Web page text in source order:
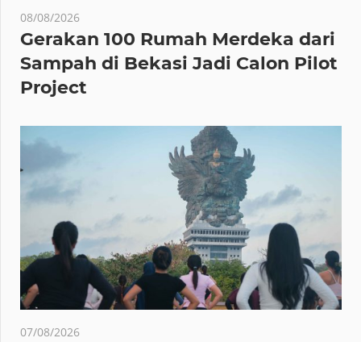
08/08/2026
Gerakan 100 Rumah Merdeka dari
Sampah di Bekasi Jadi Calon Pilot
Project
07/08/2026